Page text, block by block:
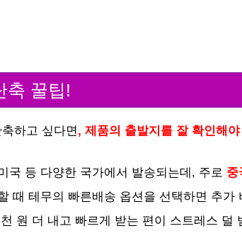
축 꿀팁!
하고 싶다면 , 제품의 출발지를 잘 확인해
국 등 다양한 국가에서 발송되는데, 주로 중
때 테무의 빠른배송 옵션을 선택하면 추가
원 더 내고 빠르게 받는 편이 스트레스 덜